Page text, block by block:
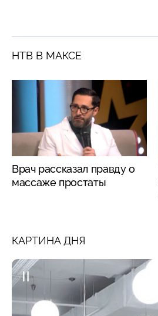
НТВ В МАКСЕ
Врач рассказал правду о
массаже простаты
КАРТИНА ДНЯ